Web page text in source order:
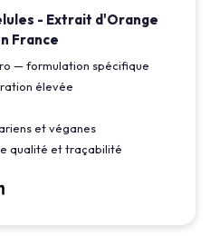
- Extrait d'Orange
France
— formulation spécifique
élevée
et véganes
qualité et traçabilité